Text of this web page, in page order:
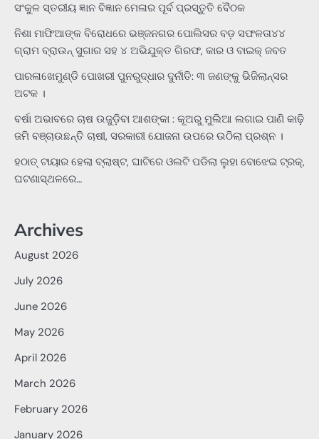
ସଂକୁଳ ସ୍ତରୀୟ ଜ୍ଞାନ ବିଜ୍ଞାନ ମେଳାର ପୂର୍ବ ପ୍ରସ୍ତୁତି ବୈଠକ
ନିଶା ମାଫିଆଙ୍କ ବିରୋଧରେ ଭଞ୍ଜନଗର ପୋଲିସର ବଡ଼ ସଫଳତା୪୪
ଗ୍ରାମ ବ୍ରାଉନ୍ ସୁଗାର ସହ ୪ ଅଭିଯୁକ୍ତ ଗିରଫ, କାର ଓ ବାଇକ୍ ଜବତ
ପାରଳାଖେମୁଣ୍ଡି ପୋଖରୀ ପୁନରୁଦ୍ଧାର ଦୁର୍ନୀତି: ୩ ଜଣଙ୍କୁ ଭିଜିଲାନ୍ସର
ଅଟକ ।
ବର୍ଷା ଅଭାବରେ ଚାଷ ଉଜୁଡ଼ିବା ଆଶଙ୍କା : କୂଅରୁ ମୁଲିଆ ଲଗାଇ ପାଣି କାଢ଼ି
ଜମି ବଞ୍ଚାଉଛନ୍ତି ଚାଷୀ, ସରକାରୀ ଯୋଜନା ଉପରେ ଉଠିଲା ପ୍ରଶ୍ନ ।
ହଠାତ୍‌ ଟାୟାର ହେଲା ବ୍ଲାଷ୍ଟ, ଘାଟିରେ ଓଲଟି ପଡିଲା ଲୁହା ବୋଝେଇ ଟ୍ରକ୍‌,
ଘଟଣାସ୍ଥଳରେ…
Archives
August 2026
July 2026
June 2026
May 2026
April 2026
March 2026
February 2026
January 2026